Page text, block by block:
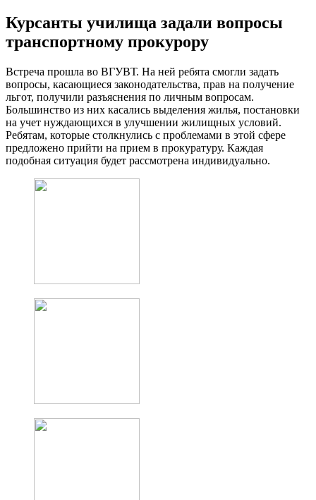
Курсанты училища задали вопросы
транспортному прокурору
Встреча прошла во ВГУВТ. На ней ребята смогли задать
вопросы, касающиеся законодательства, прав на получение
льгот, получили разъяснения по личным вопросам.
Большинство из них касались выделения жилья, постановки
на учет нуждающихся в улучшении жилищных условий.
Ребятам, которые столкнулись с проблемами в этой сфере
предложено прийти на прием в прокуратуру. Каждая
подобная ситуация будет рассмотрена индивидуально.